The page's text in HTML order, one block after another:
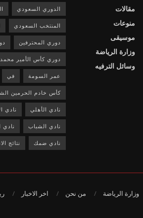
مقالات
منوعات
موسيقى
وزارة الرياضة
وسائل الترفيه
الدوري السعودي
المنتخب السعودي
دوري المحترفين
دوري كأس الأمير
عمر السومة في
كأس خادم الحرمين
نادي الأهلي نادي
نادي الشباب نادي
نادي ضمك نتائج
وزارة الرياضة من نحن اخر الاخبار